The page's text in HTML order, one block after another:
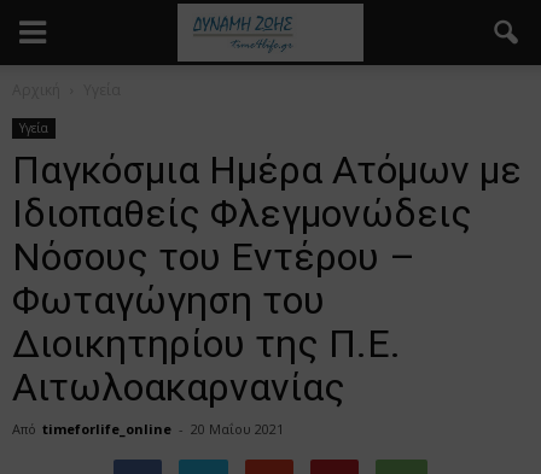
Υγεία
Παγκόσμια Ημέρα Ατόμων με
Ιδιοπαθείς Φλεγμονώδεις
Νόσους του Εντέρου –
Φωταγώγηση του
Διοικητηρίου της Π.Ε.
Αιτωλοακαρνανίας
Από timeforlife_online - 20 Μαΐου 2021